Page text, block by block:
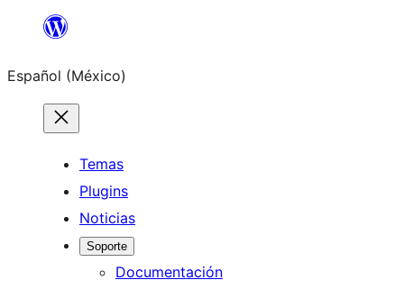
Saltar
contenido
Español (México)
Temas
Plugins
Noticias
Soporte
Documentación